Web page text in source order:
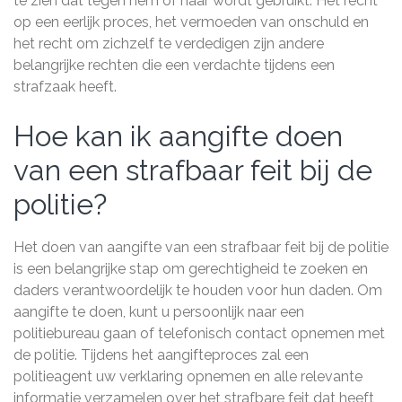
op een eerlijk proces, het vermoeden van onschuld en
het recht om zichzelf te verdedigen zijn andere
belangrijke rechten die een verdachte tijdens een
strafzaak heeft.
Hoe kan ik aangifte doen
van een strafbaar feit bij de
politie?
Het doen van aangifte van een strafbaar feit bij de politie
is een belangrijke stap om gerechtigheid te zoeken en
daders verantwoordelijk te houden voor hun daden. Om
aangifte te doen, kunt u persoonlijk naar een
politiebureau gaan of telefonisch contact opnemen met
de politie. Tijdens het aangifteproces zal een
politieagent uw verklaring opnemen en alle relevante
informatie verzamelen over het strafbare feit dat heeft